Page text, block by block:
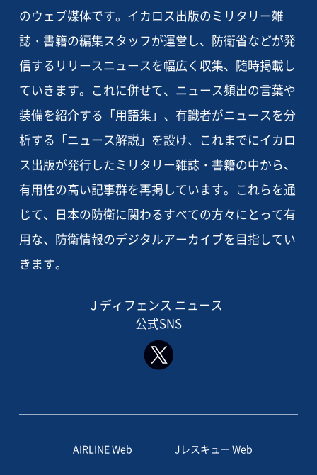
のウェブ媒体です。イカロス出版のミリタリー雑
誌・書籍の編集スタッフが運営し、防衛省などが発
信するリリースニュースを幅広く収集、随時掲載し
ていきます。これに併せて、ニュース頻出の言葉や
装備を紹介する「用語集」、有識者がニュースを分
析する「ニュース解説」を設け、これまでにイカロ
ス出版が発行したミリタリー雑誌・書籍の中から、
有用性の高い記事群を再掲しています。これらを通
じて、日本の防衛に関わるすべての方々にとって有
用な、防衛情報のデジタルアーカイブを目指してい
きます。
J ディフェンス ニュース
公式SNS
AIRLINE Web Jレスキュー Web